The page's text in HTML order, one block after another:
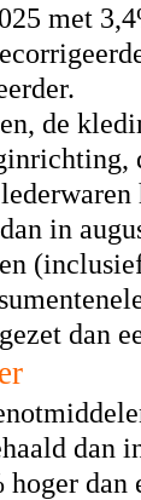
met 3,4
de
in
dan
dan
hoger dan